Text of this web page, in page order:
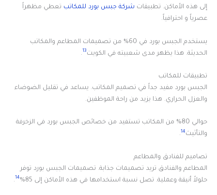
إلى هذه الأماكن. تطبيقات شركة جبس بورد للمكاتب تعطي مظهراً
عصرياً و احترافياً.
يستخدم الجبس بورد في 60% من تصميمات المطاعم والمكاتب
الحديثة. هذا يظهر مدى شعبيته في الكويت13
.
تطبيقات للمكاتب
الجبس بورد مفيد جداً في تصميم المكاتب. يساعد في تقليل الضوضاء
والعزل الحراري. هذا يزيد من راحة الموظفين.
حوالي 80% من المكاتب تستفيد من خصائص الجبس بورد في الزخرفة
والتأثيث14
.
تصاميم للفنادق والمطاعم
المطاعم والفنادق تريد تصميمات جذابة. تصميمات الجبس بورد توفر
حلولاً أنيقة وعملية. تصل نسبة استخدامها في هذه الأماكن إلى 85%
14
.